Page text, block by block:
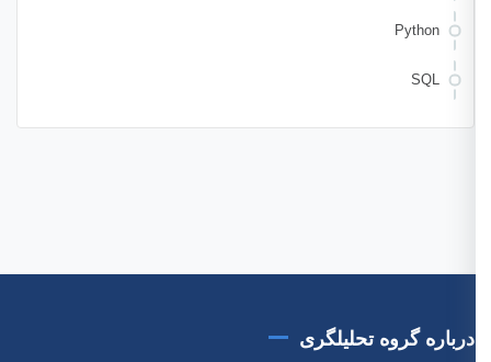
Python
SQL
درباره گروه تحلیلگری